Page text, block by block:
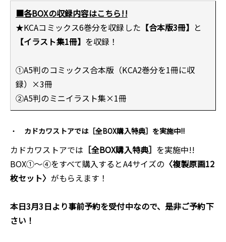
■各BOXの収録内容はこちら!!
★KCAコミックス6巻分を収録した 【合本版3冊】 と
【イラスト集1冊】 を収録！
①A5判のコミックス合本版（KCA2巻分を1冊に収
録）×3冊
②A5判のミニイラスト集×1冊
カドカワストアでは［全BOX購入特典］を実施中!!
カドカワストアでは ［全BOX購入特典］ を実施中!!
BOX①～④をすべて購入するとA4サイズの 〈複製原画12
枚セット〉 がもらえます！
本日3月3日より事前予約を受付中なので、是非ご予約下
さい！